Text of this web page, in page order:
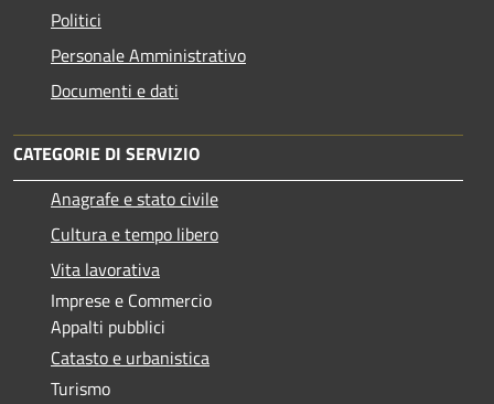
Politici
Personale Amministrativo
Documenti e dati
CATEGORIE DI SERVIZIO
Anagrafe e stato civile
Cultura e tempo libero
Vita lavorativa
Imprese e Commercio
Appalti pubblici
Catasto e urbanistica
Turismo